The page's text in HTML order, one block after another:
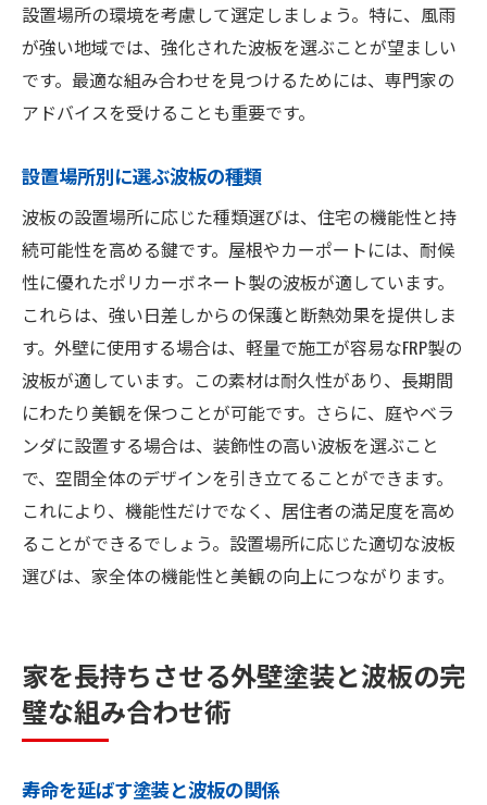
設置場所の環境を考慮して選定しましょう。特に、風雨
が強い地域では、強化された波板を選ぶことが望ましい
です。最適な組み合わせを見つけるためには、専門家の
アドバイスを受けることも重要です。
設置場所別に選ぶ波板の種類
波板の設置場所に応じた種類選びは、住宅の機能性と持
続可能性を高める鍵です。屋根やカーポートには、耐候
性に優れたポリカーボネート製の波板が適しています。
これらは、強い日差しからの保護と断熱効果を提供しま
す。外壁に使用する場合は、軽量で施工が容易なFRP製の
波板が適しています。この素材は耐久性があり、長期間
にわたり美観を保つことが可能です。さらに、庭やベラ
ンダに設置する場合は、装飾性の高い波板を選ぶこと
で、空間全体のデザインを引き立てることができます。
これにより、機能性だけでなく、居住者の満足度を高め
ることができるでしょう。設置場所に応じた適切な波板
選びは、家全体の機能性と美観の向上につながります。
家を長持ちさせる外壁塗装と波板の完
璧な組み合わせ術
寿命を延ばす塗装と波板の関係